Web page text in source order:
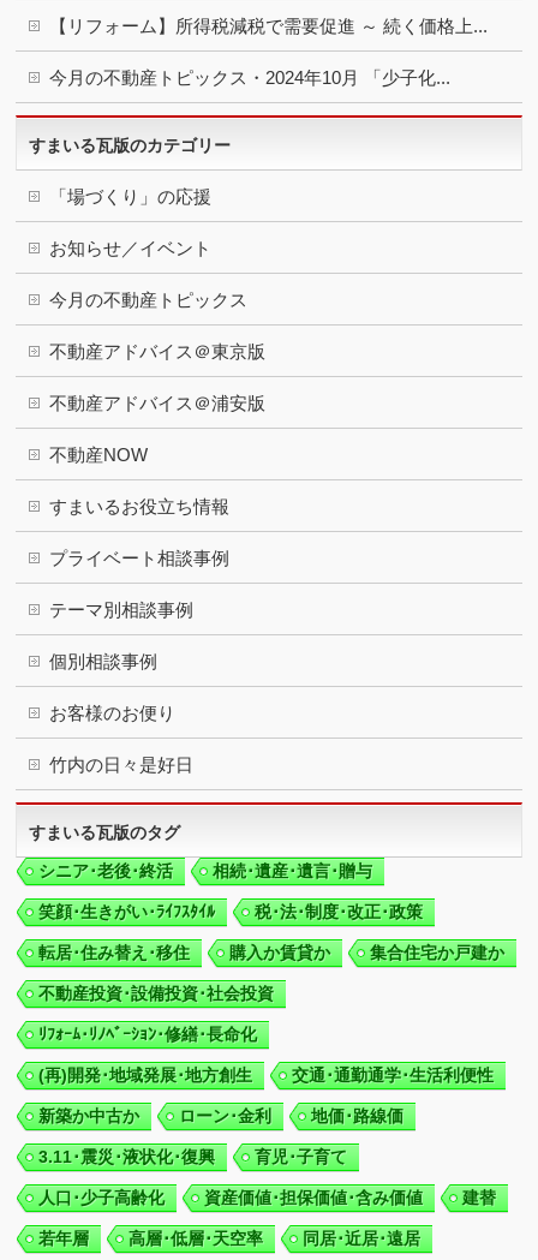
【リフォーム】所得税減税で需要促進 ～ 続く価格上...
今月の不動産トピックス・2024年10月 「少子化...
すまいる瓦版のカテゴリー
「場づくり」の応援
お知らせ／イベント
今月の不動産トピックス
不動産アドバイス＠東京版
不動産アドバイス＠浦安版
不動産NOW
すまいるお役立ち情報
プライベート相談事例
テーマ別相談事例
個別相談事例
お客様のお便り
竹内の日々是好日
すまいる瓦版のタグ
シニア･老後･終活
相続･遺産･遺言･贈与
笑顔･生きがい･ﾗｲﾌｽﾀｲﾙ 税･法･制度･改正･政策
転居･住み替え･移住 購入か賃貸か 集合住宅か戸建か
不動産投資･設備投資･社会投資
ﾘﾌｫｰﾑ･ﾘﾉﾍﾞｰｼｮﾝ･修繕･長命化
(再)開発･地域発展･地方創生 交通･通勤通学･生活利便性
新築か中古か ローン･金利 地価･路線価
3.11･震災･液状化･復興 育児･子育て
人口･少子高齢化 資産価値･担保価値･含み価値 建替
若年層 高層･低層･天空率 同居･近居･遠居